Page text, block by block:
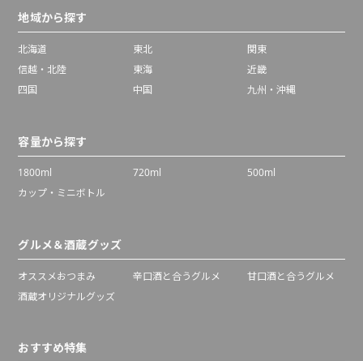
地域から探す
北海道 東北
関東
信越・北陸
東海
近畿
四国
中国 九州・沖縄
容量から探す
1800ml 720ml
500ml
カップ・ミニボトル
グルメ＆酒蔵グッズ
オススメおつまみ 辛口酒と合うグルメ
甘口酒と合うグルメ
酒蔵オリジナルグッズ
おすすめ特集